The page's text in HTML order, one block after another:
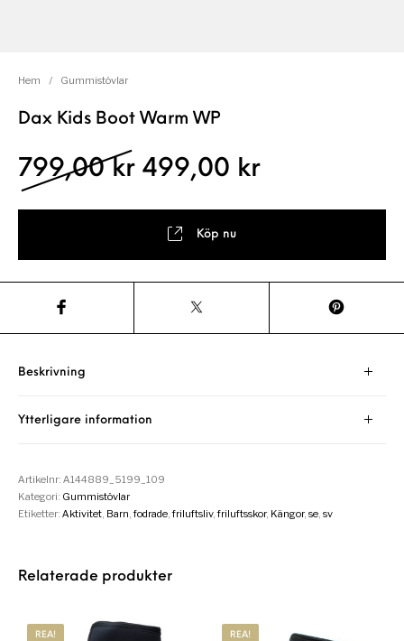
Hem / Gummistövlar
Dax Kids Boot Warm WP
799,00kr Det ursprungliga
499,00 krDet
Köp nu
Beskrivning
Ytterligare information
Artikelnr:A144889_5199_109
Kategori: Gummistövlar
Etiketter:Aktivitet Barn ,fodrade ,friluftsliv,friluftsskor, Kängor,se ,sv
Relaterade produkter
REA! REA!